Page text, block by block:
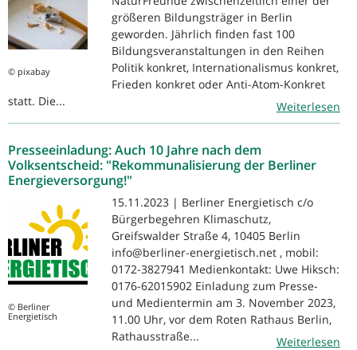
© pixabay
größeren Bildungsträger in Berlin
geworden. Jährlich finden fast 100
Bildungsveranstaltungen in den Reihen
Politik konkret, Internationalismus konkret,
Frieden konkret oder Anti-Atom-Konkret
statt. Die...
Weiterlesen
Presseeinladung: Auch 10 Jahre nach dem
Volksentscheid: "Rekommunalisierung der Berliner
Energieversorgung!"
© Berliner
Energietisch
15.11.2023 | Berliner Energietisch c/o
Bürgerbegehren Klimaschutz,
Greifswalder Straße 4, 10405 Berlin
info@berliner-energietisch.net , mobil:
0172-3827941 Medienkontakt: Uwe Hiksch:
0176-62015902 Einladung zum Presse-
und Medientermin am 3. November 2023,
11.00 Uhr, vor dem Roten Rathaus Berlin,
Rathausstraße...
Weiterlesen